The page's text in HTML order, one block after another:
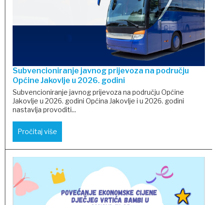
Subvencioniranje javnog prijevoza na području
Općine Jakovlje u 2026. godini
Subvencioniranje javnog prijevoza na području Općine
Jakovlje u 2026. godini Općina Jakovlje i u 2026. godini
nastavlja provoditi...
Pročitaj više